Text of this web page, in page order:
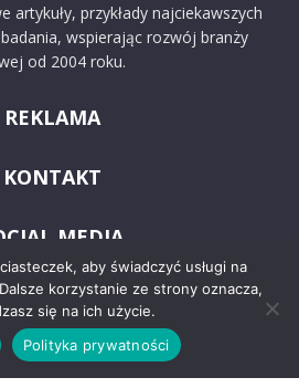
przykłady najciekawszych
wspierając rozwój branży
od 2004 roku.
REKLAMA
KONTAKT
MEDIA
aby świadczyć usługi na
korzystanie ze strony oznacza,
się na ich użycie.
Polityka prywatności